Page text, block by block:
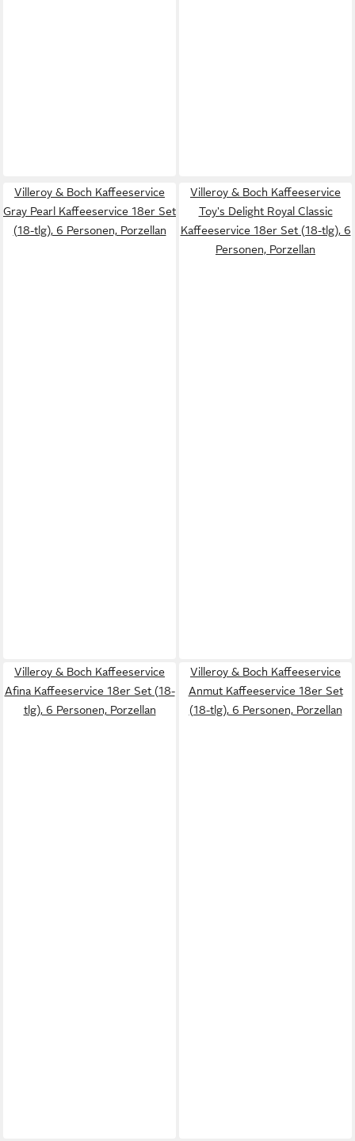
Villeroy & Boch Kaffeeservice
Gray Pearl Kaffeeservice 18er Set
(18-tlg), 6 Personen, Porzellan
Villeroy & Boch Kaffeeservice
Toy's Delight Royal Classic
Kaffeeservice 18er Set (18-tlg), 6
Personen, Porzellan
Villeroy & Boch Kaffeeservice
Afina Kaffeeservice 18er Set (18-
tlg), 6 Personen, Porzellan
Villeroy & Boch Kaffeeservice
Anmut Kaffeeservice 18er Set
(18-tlg), 6 Personen, Porzellan